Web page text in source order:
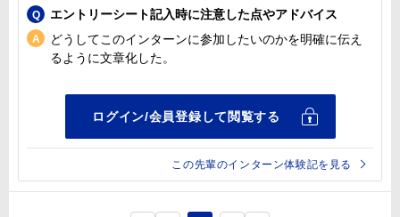
エントリーシート記入時に注意した点やアドバイス
どうしてこのインターンに参加したいのかを明確に伝え
るように文章化した。
この先輩のインターン体験記を見る